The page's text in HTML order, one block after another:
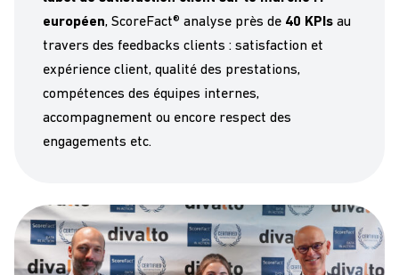
européen, ScoreFact® analyse près de 40 KPIs au
travers des feedbacks clients : satisfaction et
expérience client, qualité des prestations,
compétences des équipes internes,
accompagnement ou encore respect des
engagements etc.